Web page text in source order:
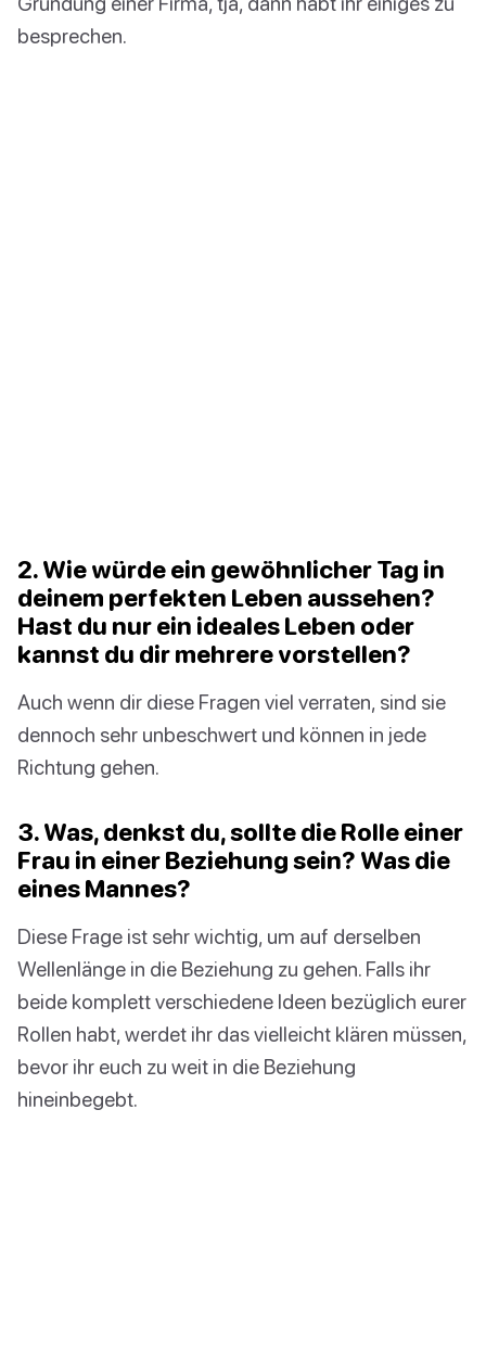
besprechen.
2. Wie würde ein gewöhnlicher Tag in
deinem perfekten Leben aussehen?
Hast du nur ein ideales Leben oder
kannst du dir mehrere vorstellen?
Auch wenn dir diese Fragen viel verraten, sind sie
dennoch sehr unbeschwert und können in jede
Richtung gehen.
3. Was, denkst du, sollte die Rolle einer
Frau in einer Beziehung sein? Was die
eines Mannes?
Diese Frage ist sehr wichtig, um auf derselben
Wellenlänge in die Beziehung zu gehen. Falls ihr
beide komplett verschiedene Ideen bezüglich eurer
Rollen habt, werdet ihr das vielleicht klären müssen,
bevor ihr euch zu weit in die Beziehung
hineinbegebt.